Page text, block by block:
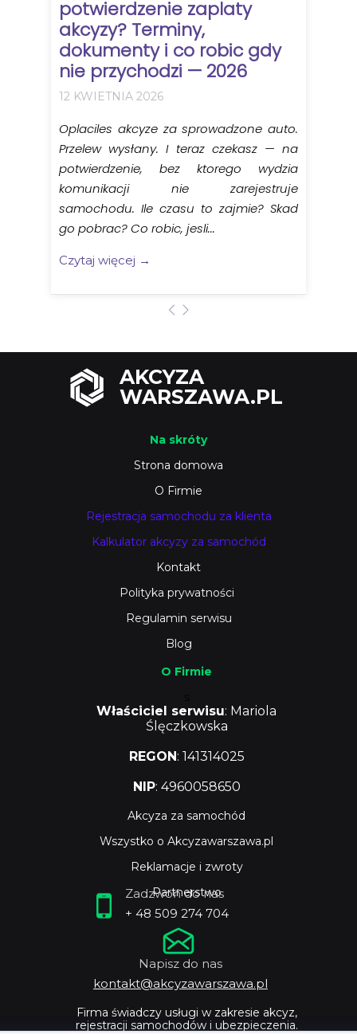
AKCYZA
WARSZAWA.PL
Firma świadczy usługi w zakresie akcyz,
rejestracji samochodów i ubezpieczenia.
Zadzwoń do nas
+ 48 509 274 704
Napisz do nas
kontakt@akcyzawarszawa.pl
O Firmie
Właściciel serwisu: Mariola
Ślęczkowska
REGON: 141314025
NIP: 4960058650
Akcyza za samochód
Wszystko o Akcyzawarszawa.pl
Reklamacje i zwroty
Partnerstwo
Na skróty
Strona domowa
O Firmie
Rejestracja samochodu za klienta
Kalkulator akcyzy za samochód
Kontakt
Polityka prywatności
Regulamin serwisu
Blog
potwierdzenie zaplaty
akcyzy? Terminy,
dokumenty i co robic gdy
nie przychodzi — 2026
12 KWIETNIA 2026
Oplaciles akcyze za sprowadzone auto.
Przelew wysłany. I teraz czekasz — na
potwierdzenie, bez ktorego wydzia
komunikacji nie zarejestruje
samochodu. Ile czasu to zajmie? Skad
go pobrac? Co robic, jesli...
Czytaj więcej →